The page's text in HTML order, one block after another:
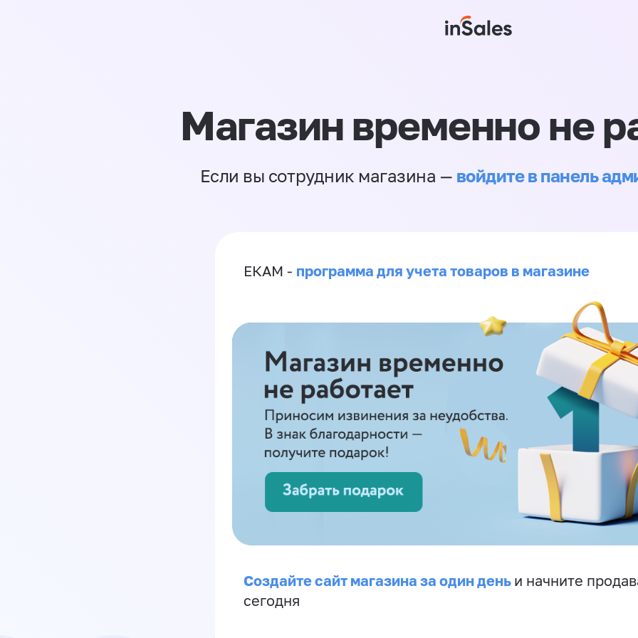
Магазин временно не
Если вы сотрудник магазина — войдите в панель
ЕКАМ - программа для учета товаров в магазине
Создайте сайт магазина за один день и начните
сегодня